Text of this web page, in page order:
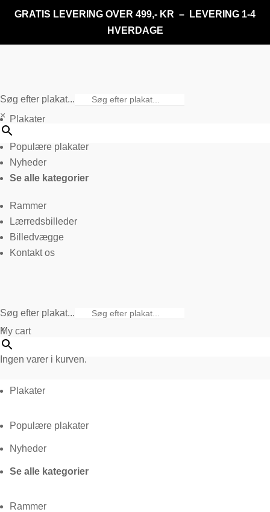
GRATIS LEVERING OVER 499,- KR – LEVERING 1-4
HVERDAGE
Søg efter plakat...
× Plakater
Populære plakater
Nyheder
Se alle kategorier
Rammer
Lærredsbilleder
Billedvægge
Kontakt os
Søg efter plakat...
×
My cart
Ingen varer i kurven.
Plakater
Populære plakater
Nyheder
Se alle kategorier
Rammer